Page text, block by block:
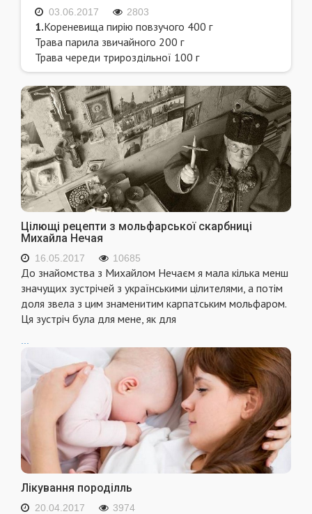
03.06.2017 2803
1.Кореневища пирію повзучого 400 г
Трава парила звичайного 200 г
Трава череди трироздільної 100 г
Цілющі рецепти з мольфарської скарбниці
Михайла Нечая
16.05.2017 10685
До знайомства з Михайлом Нечаєм я мала кілька менш
значущих зустрічей з українськими цілителями, а потім
доля звела з цим знаменитим карпатським мольфаром.
Ця зустріч була для мене, як для
Лікування породілль
20.04.2017 3974